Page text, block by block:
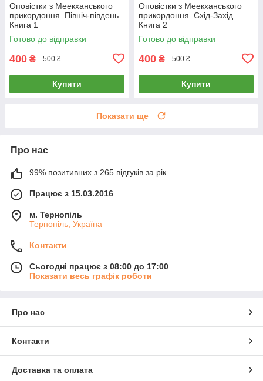
Оповістки з Меекханського
прикордоння. Північ-південь.
Книга 1
Готово до відправки
400 ₴ 500 ₴
Купити
Оповістки з Меекханського
прикордоння. Схід-Захід.
Книга 2
Готово до відправки
400 ₴ 500 ₴
Купити
Показати ще
Про нас
99% позитивних з 265 відгуків за рік
Працює з 15.03.2016
м. Тернопіль
Тернопіль, Україна
Контакти
Сьогодні працює з 08:00 до 17:00
Показати весь графік роботи
Про нас
Контакти
Доставка та оплата